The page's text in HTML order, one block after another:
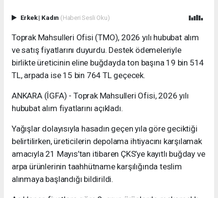
Erkek| Kadın (Haberi Sesli Oku)
Toprak Mahsulleri Ofisi (TMO), 2026 yılı hububat alım
ve satış fiyatlarını duyurdu. Destek ödemeleriyle
birlikte üreticinin eline buğdayda ton başına 19 bin 514
TL, arpada ise 15 bin 764 TL geçecek.
ANKARA (İGFA) - Toprak Mahsulleri Ofisi, 2026 yılı
hububat alım fiyatlarını açıkladı.
Yağışlar dolayısıyla hasadın geçen yıla göre geciktiği
belirtilirken, üreticilerin depolama ihtiyacını karşılamak
amacıyla 21 Mayıs’tan itibaren ÇKS’ye kayıtlı buğday ve
arpa ürünlerinin taahhütname karşılığında teslim
alınmaya başlandığı bildirildi.